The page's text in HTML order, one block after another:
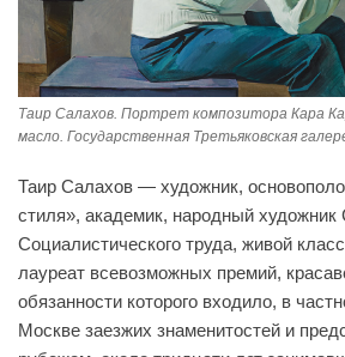
Таир Салахов. Портрет композитора Кара
масло. Государственная Третьяковская
Таир Салахов — художник,
стиля», академик, народный художник
Социалистического труда, живой
лауреат всевозможных премий,
обязанности которого входило, в
Москве заезжих знаменитостей и